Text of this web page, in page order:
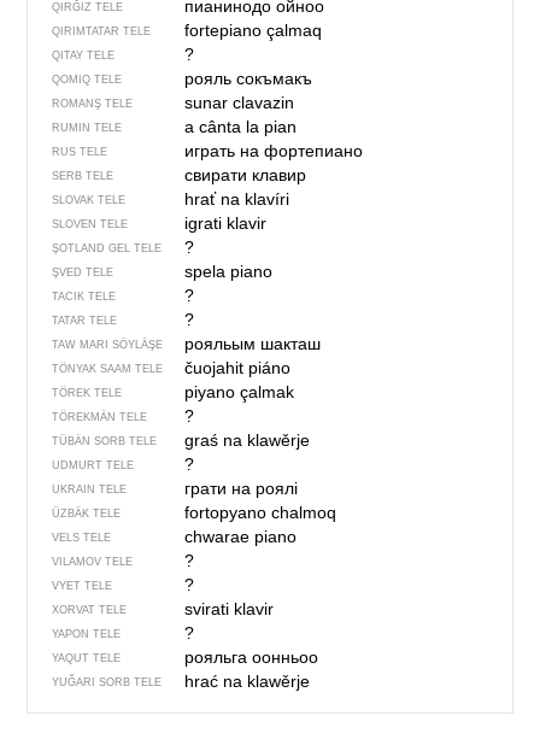
QIRĞIZ TELE пианинодо ойноо
QIRIMTATAR TELE fortepiano çalmaq
QITAY TELE ?
QOMIQ TELE рояль сокъмакъ
ROMANŞ TELE sunar clavazin
RUMIN TELE a cânta la pian
RUS TELE играть на фортепиано
SERB TELE свирати клавир
SLOVAK TELE hrať na klavíri
SLOVEN TELE igrati klavir
ŞOTLAND GEL TELE ?
ŞVED TELE spela piano
TACIK TELE ?
TATAR TELE ?
TAW MARI SÖYLÄŞE рояльым шакташ
TÖNYAK SAAM TELE čuojahit piáno
TÖREK TELE piyano çalmak
TÖREKMÄN TELE ?
TÜBÄN SORB TELE graś na klawěrje
UDMURT TELE ?
UKRAIN TELE грати на роялі
ÜZBÄK TELE fortopyano chalmoq
VELS TELE chwarae piano
VILAMOV TELE ?
VYET TELE ?
XORVAT TELE svirati klavir
YAPON TELE ?
YAQUT TELE рояльга оонньоо
YUĞARI SORB TELE hrać na klawěrje